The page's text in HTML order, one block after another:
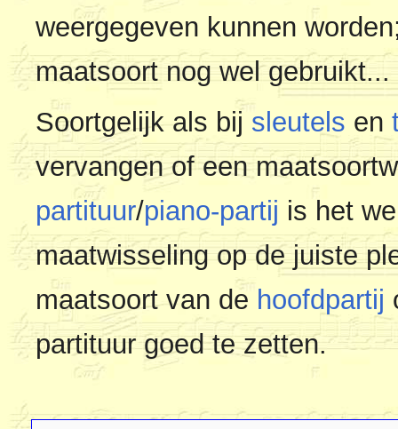
weergegeven kunnen
maatsoort nog wel gebruikt...
Soortgelijk als bij sleutels en
vervangen of een
partituur/piano-partij is het
maatwisseling op de juiste
maatsoort van de hoofdpartij
partituur goed te zetten.